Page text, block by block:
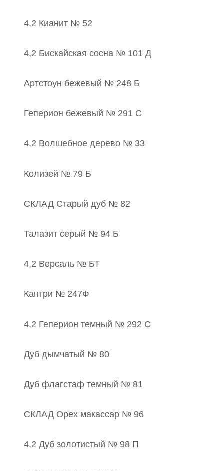
4,2 Кианит № 52
4,2 Бискайская сосна № 101 Д
Артстоун бежевый № 248 Б
Геперион бежевый № 291 С
4,2 Волшебное дерево № 33
Колизей № 79 Б
СКЛАД Старый дуб № 82
Талазит серый № 94 Б
4,2 Версаль № БТ
Кантри № 247Ф
4,2 Геперион темный № 292 С
Дуб дымчатый № 80
Дуб флагстаф темный № 81
СКЛАД Орех макассар № 96
4,2 Дуб золотистый № 98 П